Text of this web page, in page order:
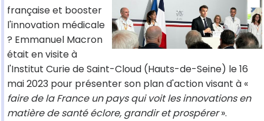
française et booster
l'innovation médicale
? Emmanuel Macron
était en visite à
l'Institut Curie de Saint-Cloud (Hauts-de-Seine) le 16
mai 2023 pour présenter son plan d'action visant à «
faire de la France un pays qui voit les innovations en
matière de santé éclore, grandir et prospérer».